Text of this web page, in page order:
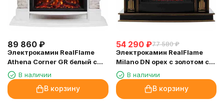
89 860 ₽
Электрокамин RealFlame
Athena Corner GR белый с
очагом Saphir 25,5
В наличии
В корзину
54 290 ₽77 580 ₽
Электрокамин RealFlame
Milano DN орех с золотом с
очагом Sparta 25,5 LED
В наличии
В корзину